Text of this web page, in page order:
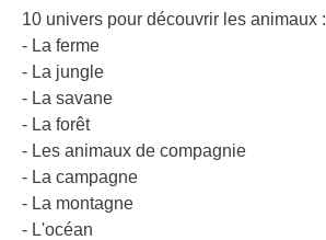
10 univers pour découvrir les animaux :
- La ferme
- La jungle
- La savane
- La forêt
- Les animaux de compagnie
- La campagne
- La montagne
- L'océan